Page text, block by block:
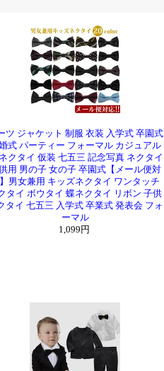
ツ ジャケット 制服 衣装 入学式 卒園式
式 パーティー フォーマル カジュアル
クタイ 仮装 七五三 記念写真 ネクタイ
用 男の子 女の子 卒園式【メール便対
男女兼用 キッズネクタイ ワンタッチ
タイ ボウタイ 蝶ネクタイ リボン 子供
タイ 七五三 入学式 卒業式 発表会 フォ
ーマル
1,099円